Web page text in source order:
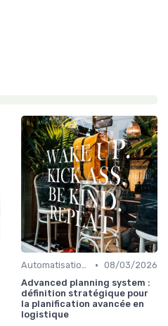
Automatisation processus • 08/03/2026
Advanced planning system :
définition stratégique pour
la planification avancée en
logistique